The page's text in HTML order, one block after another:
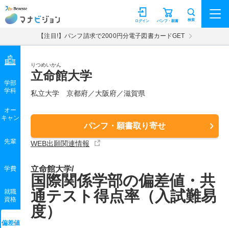
マナビジョン パンフ・願書
ログイン 検索
【注目!】パンフ請求で2000円分電子図書カードGET
りつめいかん
立命館大学
私立大学 京都府／大阪府／滋賀県
パンフ・願書取り寄せ
WEB出願関連情報
学部
学科
オー
キャン
先輩
学費
就職
資格
偏差値
立命館大学/
国際関係学部の偏差値・共
通テスト得点率（入試難易
度）